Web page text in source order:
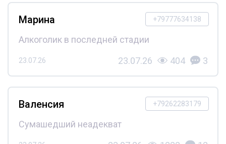
+79777634138
Марина
Алкоголик в последней стадии
23.07.26 23.07.26 404 3
+79262283179
Валенсия
Сумашедший неадекват